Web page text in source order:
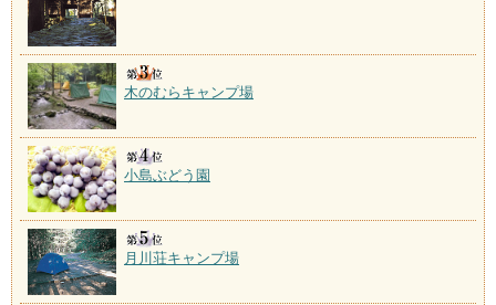
木のむらキャンプ場
小島ぶどう園
月川荘キャンプ場